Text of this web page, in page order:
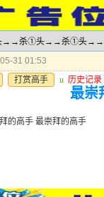
头→→杀①头→→杀①头→→
31 01:53
打赏高手 u 历史记录
最崇
的高手 最崇拜的高手